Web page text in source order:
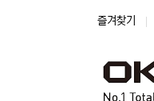
즐겨찾기